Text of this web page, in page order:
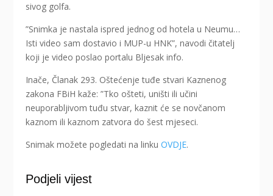
sivog golfa.
”Snimka je nastala ispred jednog od hotela u Neumu…
Isti video sam dostavio i MUP-u HNK”, navodi čitatelj
koji je video poslao portalu Bljesak info.
Inače, Članak 293. Oštećenje tuđe stvari Kaznenog
zakona FBiH kaže: ”Tko ošteti, uništi ili učini
neuporabljivom tuđu stvar, kaznit će se novčanom
kaznom ili kaznom zatvora do šest mjeseci.
Snimak možete pogledati na linkuOVDJE.
Podjeli vijest